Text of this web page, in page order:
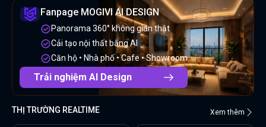
Fanpage MOGIVI AI DESIGN
Panorama 360° không gian thật
Cải tạo nội thất bằng AI
Căn hộ • Nhà phố • Cafe • Showroom
Trải nghiệm AI Design
THỊ TRƯỜNG REALTIME Xem thêm